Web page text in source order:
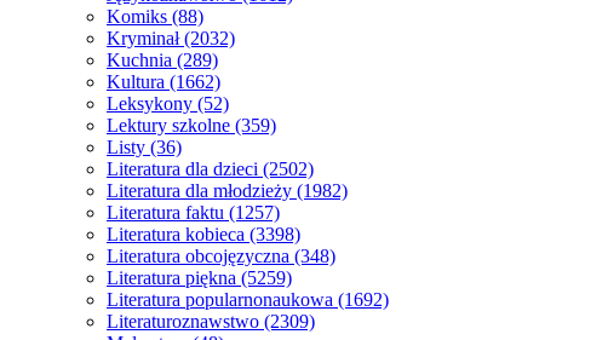
Komiks (88)
Kryminał(2032)
Kuchnia (289)
Kultura (1662)
Leksykony (52)
Lektury szkolne (359)
Listy (36)
Literatura dla dzieci (2502)
Literatura dla młodzieży (1982)
Literatura faktu (1257)
Literatura kobieca (3398)
Literatura obcojęzyczna (348)
Literatura piękna (5259)
Literatura popularnonaukowa (1692)
Literaturoznawstwo (2309)